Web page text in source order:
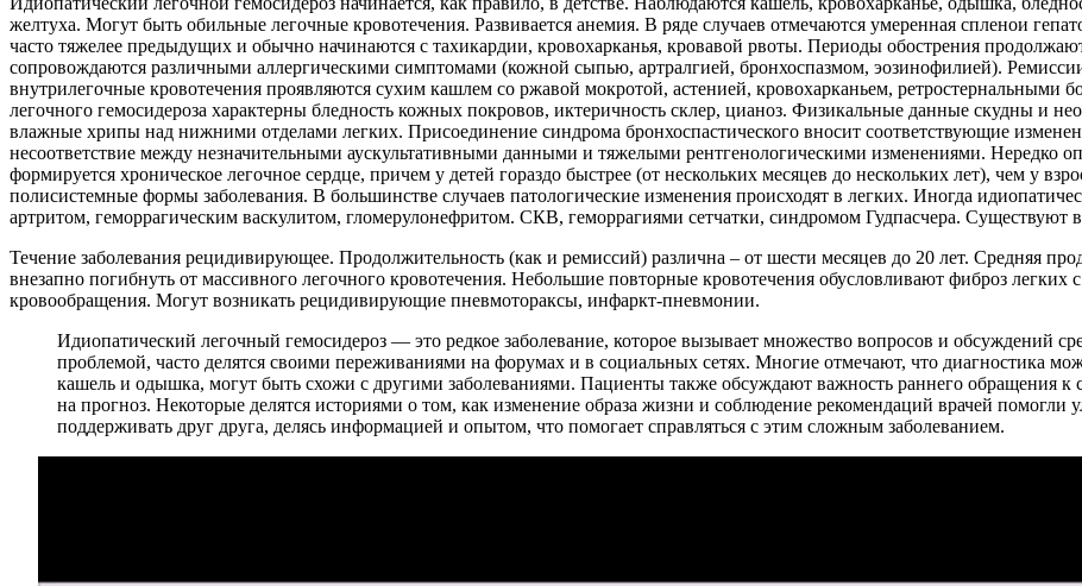
желтуха. Могут быть обильные легочные кровотечения. Развивается анемия. В ряде случаев отмечаются умеренная спленои
часто тяжелее предыдущих и обычно начинаются с тахикардии, кровохарканья, кровавой рвоты. Периоды обострения
сопровождаются различными аллергическими симптомами (кожной сыпью, артралгией, бронхоспазмом, эозинофилией).
внутрилегочные кровотечения проявляются сухим кашлем со ржавой мокротой, астенией, кровохарканьем, ретростернальными
легочного гемосидероза характерны бледность кожных покровов, иктеричность склер, цианоз. Физикальные данные скудны и
влажные хрипы над нижними отделами легких. Присоединение синдрома бронхоспастического вносит соответствующие
несоответствие между незначительными аускультативными данными и тяжелыми рентгенологическими изменениями. Нередко
формируется хроническое легочное сердце, причем у детей гораздо быстрее (от нескольких месяцев до нескольких лет), чем у
полисистемные формы заболевания. В большинстве случаев патологические изменения происходят в легких. Иногда
артритом, геморрагическим васкулитом, гломерулонефритом. СКВ, геморрагиями сетчатки, синдромом Гудпасчера. Существуют
Течение заболевания рецидивирующее. Продолжительность (как и ремиссий) различна – от шести месяцев до 20 лет. Средняя
внезапно погибнуть от массивного легочного кровотечения. Небольшие повторные кровотечения обусловливают фиброз легких
кровообращения. Могут возникать рецидивирующие пневмотораксы, инфаркт-пневмонии.
Идиопатический легочный гемосидероз — это редкое заболевание, которое вызывает множество вопросов и обсуждений
проблемой, часто делятся своими переживаниями на форумах и в социальных сетях. Многие отмечают, что диагностика
кашель и одышка, могут быть схожи с другими заболеваниями. Пациенты также обсуждают важность раннего обращения к
на прогноз. Некоторые делятся историями о том, как изменение образа жизни и соблюдение рекомендаций врачей помогли
поддерживать друг друга, делясь информацией и опытом, что помогает справляться с этим сложным заболеванием.